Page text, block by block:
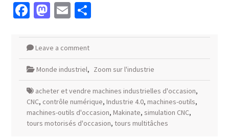
Facebook
Mastodon
EmailPartager
Leave a comment
Monde industriel, Zoom sur l'industrie
acheter et vendre machines industrielles d'occasion,
CNC, contrôle numérique, Industrie 4.0, machines-outils,
machines-outils d'occasion, Makinate, simulation CNC,
tours motorisés d'occasion, tours multitâches